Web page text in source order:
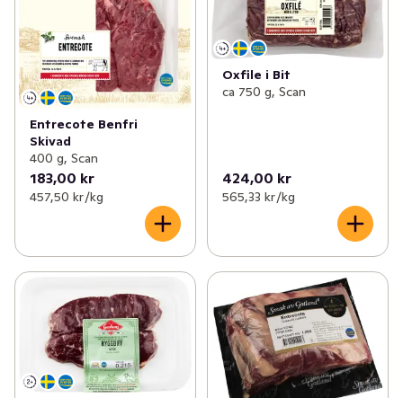
Entrecote Benfri
Skivad
400 g, Scan
183,00 kr
457,50 kr /kg
Oxfile i Bit
ca 750 g, Scan
424,00 kr
565,33 kr /kg